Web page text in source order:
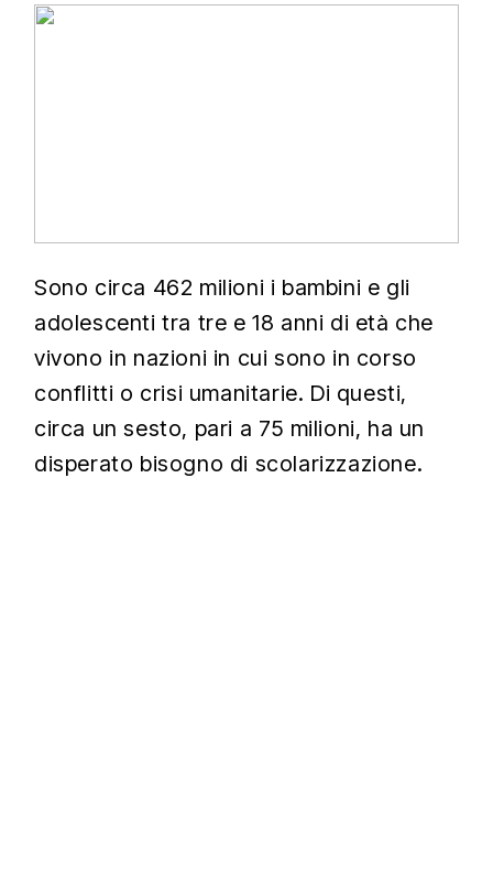
Sono circa 462 milioni i bambini e gli
adolescenti tra tre e 18 anni di età che
vivono in nazioni in cui sono in corso
conflitti o crisi umanitarie. Di questi,
circa un sesto, pari a 75 milioni, ha un
disperato bisogno di scolarizzazione.